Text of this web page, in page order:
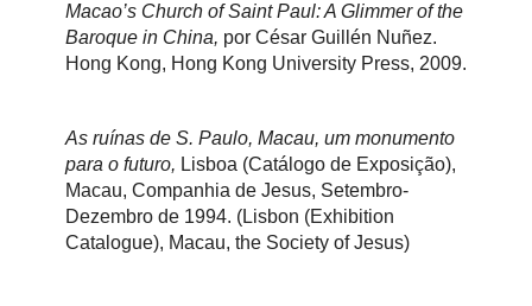
Macao’s Church of Saint Paul: A Glimmer of the
Baroque in China, por César Guillén Nuñez.
Hong Kong, Hong Kong University Press, 2009.
As ruínas de S. Paulo, Macau, um monumento
para o futuro, Lisboa (Catálogo de Exposição),
Macau, Companhia de Jesus, Setembro-
Dezembro de 1994. (Lisbon (Exhibition
Catalogue), Macau, the Society of Jesus)